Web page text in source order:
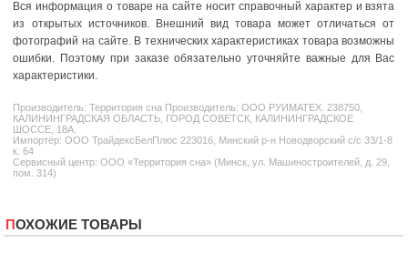
Вся информация о товаре на сайте носит справочный характер и взята
из открытых источников. Внешний вид товара может отличаться от
фотографий на сайте. В технических характеристиках товара возможны
ошибки. Поэтому при заказе обязательно уточняйте важные для Вас
характеристики.
Производитель:Территория сна Производитель: ООО РУИМАТЕХ. 238750,
КАЛИНИНГРАДСКАЯ ОБЛАСТЬ, ГОРОД СОВЕТСК, КАЛИНИНГРАДСКОЕ
ШОССЕ, 18А.
Импортёр: ООО ТрайдексБелПлюс 223016, Минский р-н Новодворский с/с 33/1-8
к. 64
Сервисный центр: ООО «Территория сна» (Минск, ул. Машиностроителей, д. 29,
пом. 314)
ПОХОЖИЕ ТОВАРЫ